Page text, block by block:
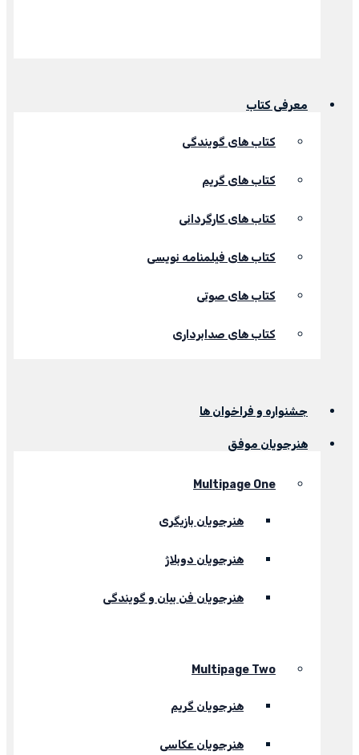
معرفی کتاب
کتاب های گویندگی
کتاب های گریم
کتاب های کارگردانی
کتاب های فیلمنامه نویسی
کتاب های صوتی
کتاب های صدابرداری
جشنواره و فراخوان ها
هنرجویان موفق
Multipage One
هنرجویان بازیگری
هنرجویان دوبلاژ
هنرجویان فن بیان و گویندگی
Multipage Two
هنرجویان گریم
هنرجویان عکاسی